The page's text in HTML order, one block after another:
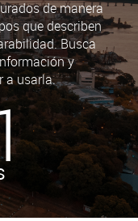
de manera
que describen
Busca
y
a usarla.